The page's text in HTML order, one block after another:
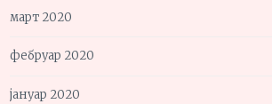
март 2020
фебруар 2020
јануар 2020